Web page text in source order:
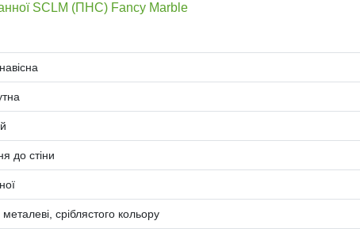
SCLM (ПНС) Fancy Marble
до стіни
металеві, сріблястого кольору